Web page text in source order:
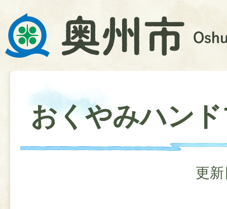
おくやみハン
更